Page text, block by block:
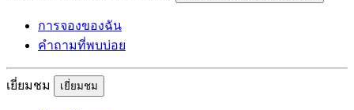
การจองของฉัน
คำถามที่พบบ่อย
เยี่ยมชม เยี่ยมชม